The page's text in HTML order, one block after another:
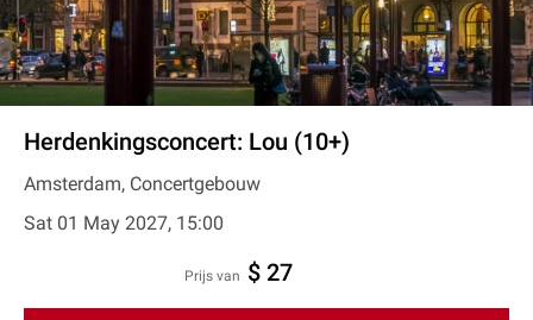
Herdenkingsconcert: Lou (10+)
Amsterdam, Concertgebouw
Sat 01 May 2027, 15:00
prijs van $ 27